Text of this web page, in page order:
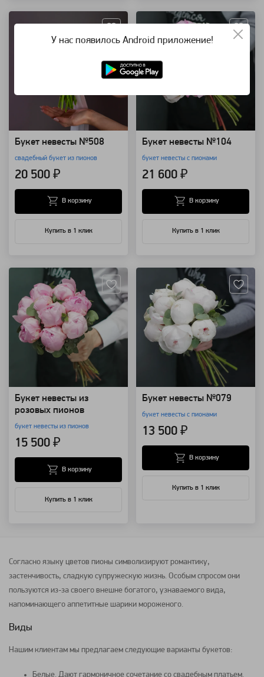
Букет невесты №508
свадебный букет из пионов
20 500 ₽
Купить в 1 клик
В корзину
Букет невесты №104
букет невесты с пионами
21 600 ₽
Купить в 1 клик
В корзину
Букет невесты из
розовых пионов
букет невесты из пионов
15 500 ₽
Купить в 1 клик
В корзину
Букет невесты №079
букет невесты с пионами
13 500 ₽
Купить в 1 клик
В корзину
Согласно языку цветов пионы символизируют романтику,
застенчивость, сладкую супружескую жизнь. Особым спросом они
пользуются из-за своего внешне богатого, узнаваемого вида,
напоминающего аппетитные шарики мороженого.
Виды
Нашим клиентам мы предлагаем следующие варианты букетов:
Белые. Дают гармоничное сочетание со свадебным платьем.
У нас появилось Android приложение!